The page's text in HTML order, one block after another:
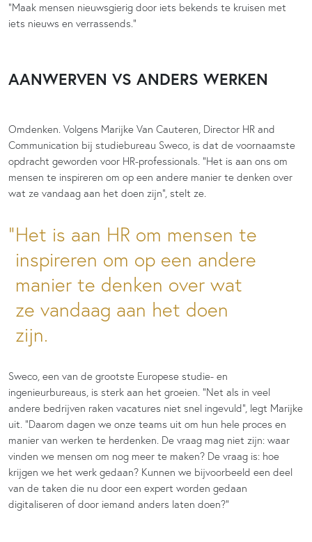
“Maak mensen nieuwsgierig door iets bekends te kruisen met
iets nieuws en verrassends.”
AANWERVEN VS ANDERS WERKEN
Omdenken. Volgens Marijke Van Cauteren, Director HR and
Communication bij studiebureau Sweco, is dat de voornaamste
opdracht geworden voor HR-professionals. “Het is aan ons om
mensen te inspireren om op een andere manier te denken over
wat ze vandaag aan het doen zijn”, stelt ze.
Het is aan HR om mensen te
inspireren om op een andere
manier te denken over wat
ze vandaag aan het doen
zijn.
Sweco, een van de grootste Europese studie- en
ingenieurbureaus, is sterk aan het groeien. “Net als in veel
andere bedrijven raken vacatures niet snel ingevuld”, legt Marijke
uit. “Daarom dagen we onze teams uit om hun hele proces en
manier van werken te herdenken. De vraag mag niet zijn: waar
vinden we mensen om nog meer te maken? De vraag is: hoe
krijgen we het werk gedaan? Kunnen we bijvoorbeeld een deel
van de taken die nu door een expert worden gedaan
digitaliseren of door iemand anders laten doen?”